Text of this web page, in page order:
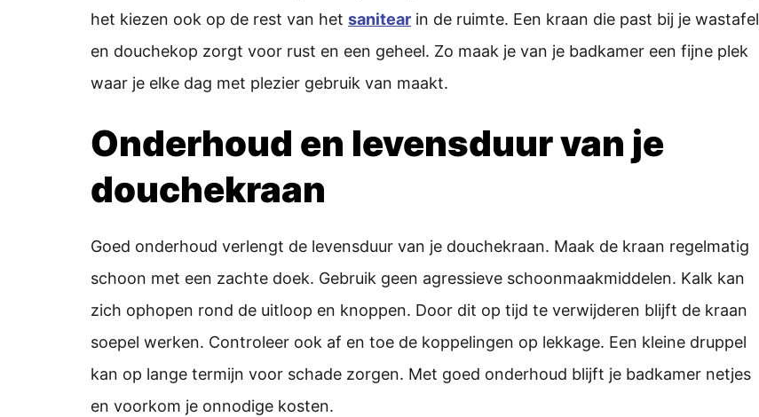
het kiezen ook op de rest van het sanitear in de ruimte. Een kraan die past bij je wastafel
en douchekop zorgt voor rust en een geheel. Zo maak je van je badkamer een fijne plek
waar je elke dag met plezier gebruik van maakt.
Onderhoud en levensduur van je
douchekraan
Goed onderhoud verlengt de levensduur van je douchekraan. Maak de kraan regelmatig
schoon met een zachte doek. Gebruik geen agressieve schoonmaakmiddelen. Kalk kan
zich ophopen rond de uitloop en knoppen. Door dit op tijd te verwijderen blijft de kraan
soepel werken. Controleer ook af en toe de koppelingen op lekkage. Een kleine druppel
kan op lange termijn voor schade zorgen. Met goed onderhoud blijft je badkamer netjes
en voorkom je onnodige kosten.